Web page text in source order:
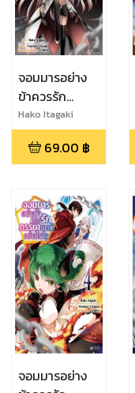
จอมมารอย่าง
ข้าควรรัก
ภรรยาเอลฟ์
อย่างไรดี? เล่ม
Hako Itagaki
69.00 ฿
จอมมารอย่าง